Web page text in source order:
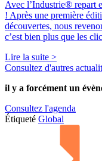
Avec l’Industrie® repart
! Après une première
découvertes, nous
c’est bien plus que les
Lire la suite >
Consultez d'autres
il y a forcément un
Consultez l'agenda
Étiqueté Global